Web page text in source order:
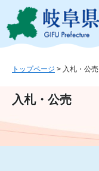
ジ
ュ
文
トップページ > 入札・公売
入札・公売